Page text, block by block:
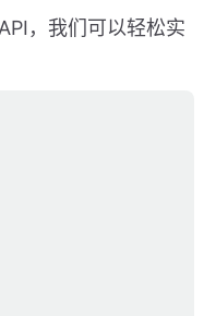
，我们可以轻松实